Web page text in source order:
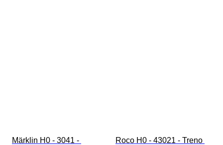
Märklin H0 - 3041 -
Roco H0 - 43021 - Treno